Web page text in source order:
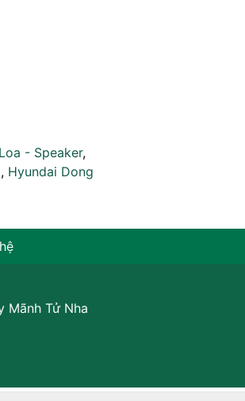
Loa - Speaker,
, Hyundai Dong
Mãnh Tử Nha